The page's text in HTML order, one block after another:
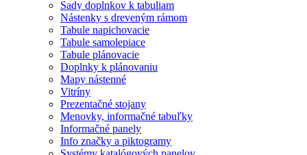
Sady doplnkov k tabuliam
Nástenky s dreveným rámom
Tabule napichovacie
Tabule samolepiace
Tabule plánovacie
Doplnky k plánovaniu
Mapy nástenné
Vitríny
Prezentačné stojany
Menovky, informačné tabuľky
Informačné panely
Info značky a piktogramy